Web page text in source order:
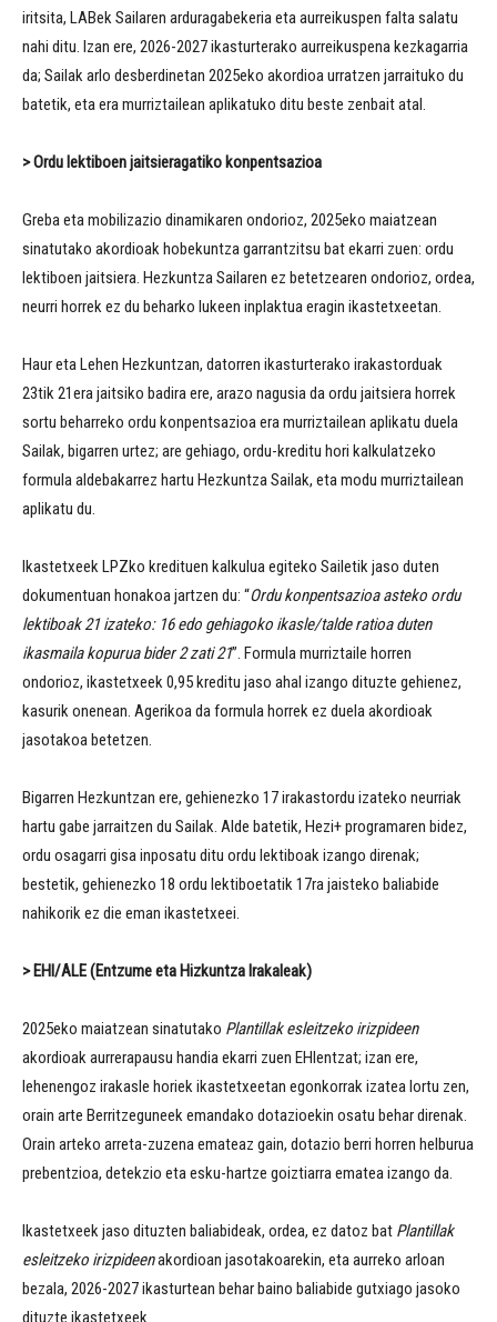
iritsita, LABek Sailaren arduragabekeria eta aurreikuspen falta salatu
nahi ditu. Izan ere, 2026-2027 ikasturterako aurreikuspena kezkagarria
da; Sailak arlo desberdinetan 2025eko akordioa urratzen jarraituko du
batetik, eta era murriztailean aplikatuko ditu beste zenbait atal.
>Ordu lektiboen jaitsieragatiko konpentsazioa
Greba eta mobilizazio dinamikaren ondorioz, 2025eko maiatzean
sinatutako akordioak hobekuntza garrantzitsu bat ekarri zuen: ordu
lektiboen jaitsiera. Hezkuntza Sailaren ez betetzearen ondorioz, ordea,
neurri horrek ez du beharko lukeen inplaktua eragin ikastetxeetan.
Haur eta Lehen Hezkuntzan, datorren ikasturterako irakastorduak
23tik 21era jaitsiko badira ere, arazo nagusia da ordu jaitsiera horrek
sortu beharreko ordu konpentsazioa era murriztailean aplikatu duela
Sailak, bigarren urtez; are gehiago, ordu-kreditu hori kalkulatzeko
formula aldebakarrez hartu Hezkuntza Sailak, eta modu murriztailean
aplikatu du.
Ikastetxeek LPZko kredituen kalkulua egiteko Sailetik jaso duten
dokumentuan honakoa jartzen du: “Ordu konpentsazioa asteko ordu
lektiboak 21 izateko: 16 edo gehiagoko ikasle/talde ratioa duten
ikasmaila kopurua bider 2 zati 21”. Formula murriztaile horren
ondorioz, ikastetxeek 0,95 kreditu jaso ahal izango dituzte gehienez,
kasurik onenean. Agerikoa da formula horrek ez duela akordioak
jasotakoa betetzen.
Bigarren Hezkuntzan ere, gehienezko 17 irakastordu izateko neurriak
hartu gabe jarraitzen du Sailak. Alde batetik, Hezi+ programaren bidez,
ordu osagarri gisa inposatu ditu ordu lektiboak izango direnak;
bestetik, gehienezko 18 ordu lektiboetatik 17ra jaisteko baliabide
nahikorik ez die eman ikastetxeei.
> EHI/ALE (Entzume eta Hizkuntza Irakaleak)
2025eko maiatzean sinatutako Plantillak esleitzeko irizpideen
akordioak aurrerapausu handia ekarri zuen EHIentzat; izan ere,
lehenengoz irakasle horiek ikastetxeetan egonkorrak izatea lortu zen,
orain arte Berritzeguneek emandako dotazioekin osatu behar direnak.
Orain arteko arreta-zuzena emateaz gain, dotazio berri horren helburua
prebentzioa, detekzio eta esku-hartze goiztiarra ematea izango da.
Ikastetxeek jaso dituzten baliabideak, ordea, ez datoz bat Plantillak
esleitzeko irizpideenakordioan jasotakoarekin, eta aurreko arloan
bezala, 2026-2027 ikasturtean behar baino baliabide gutxiago jasoko
dituzte ikastetxeek.